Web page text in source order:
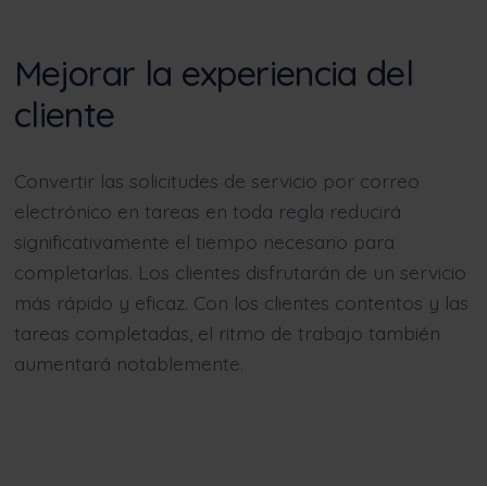
Mejorar la experiencia del
cliente
Convertir las solicitudes de servicio por correo
electrónico en tareas en toda regla reducirá
significativamente el tiempo necesario para
completarlas. Los clientes disfrutarán de un servicio
más rápido y eficaz. Con los clientes contentos y las
tareas completadas, el ritmo de trabajo también
aumentará notablemente.